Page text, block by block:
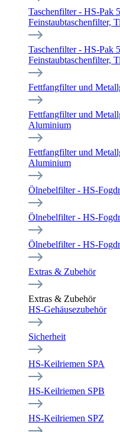
Taschenfilter - HS-Pak
Feinstaubtaschenfilter,
Taschenfilter - HS-Pak
Feinstaubtaschenfilter,
Fettfangfilter und
Fettfangfilter und
Aluminium
Fettfangfilter und
Aluminium
Ölnebelfilter - HS-
Ölnebelfilter - HS-
Ölnebelfilter - HS-
Extras & Zubehör
Extras & Zubehör
HS-Gehäusezubehör
Sicherheit
HS-Keilriemen SPA
HS-Keilriemen SPB
HS-Keilriemen SPZ